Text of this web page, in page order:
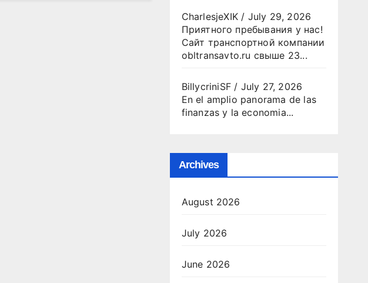
CharlesjeXIK/ July 29, 2026
Приятного пребывания у нас!
Сайт транспортной компании
obltransavto.ru свыше 23...
BillycriniSF/ July 27, 2026
En el amplio panorama de las
finanzas y la economia...
Archives
August 2026
July 2026
June 2026